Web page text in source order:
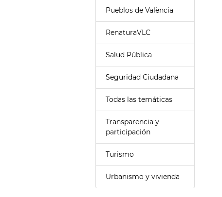
Pueblos de València
RenaturaVLC
Salud Pública
Seguridad Ciudadana
Todas las temáticas
Transparencia y
participación
Turismo
Urbanismo y vivienda